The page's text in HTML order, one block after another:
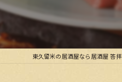
宴会
東久留米の居酒屋なら居酒屋 答拝